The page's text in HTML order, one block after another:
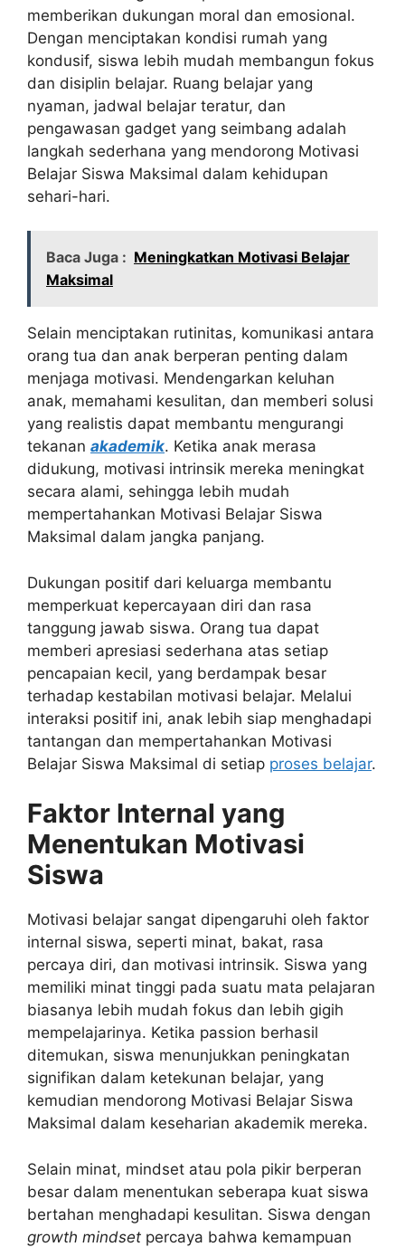
memberikan dukungan moral dan emosional.
Dengan menciptakan kondisi rumah yang
kondusif, siswa lebih mudah membangun fokus
dan disiplin belajar. Ruang belajar yang
nyaman, jadwal belajar teratur, dan
pengawasan gadget yang seimbang adalah
langkah sederhana yang mendorong Motivasi
Belajar Siswa Maksimal dalam kehidupan
sehari-hari.
Baca Juga : Meningkatkan Motivasi Belajar
Maksimal
Selain menciptakan rutinitas, komunikasi antara
orang tua dan anak berperan penting dalam
menjaga motivasi. Mendengarkan keluhan
anak, memahami kesulitan, dan memberi solusi
yang realistis dapat membantu mengurangi
tekanan akademik. Ketika anak merasa
didukung, motivasi intrinsik mereka meningkat
secara alami, sehingga lebih mudah
mempertahankan Motivasi Belajar Siswa
Maksimal dalam jangka panjang.
Dukungan positif dari keluarga membantu
memperkuat kepercayaan diri dan rasa
tanggung jawab siswa. Orang tua dapat
memberi apresiasi sederhana atas setiap
pencapaian kecil, yang berdampak besar
terhadap kestabilan motivasi belajar. Melalui
interaksi positif ini, anak lebih siap menghadapi
tantangan dan mempertahankan Motivasi
Belajar Siswa Maksimal di setiap proses belajar.
Faktor Internal yang
Menentukan Motivasi
Siswa
Motivasi belajar sangat dipengaruhi oleh faktor
internal siswa, seperti minat, bakat, rasa
percaya diri, dan motivasi intrinsik. Siswa yang
memiliki minat tinggi pada suatu mata pelajaran
biasanya lebih mudah fokus dan lebih gigih
mempelajarinya. Ketika passion berhasil
ditemukan, siswa menunjukkan peningkatan
signifikan dalam ketekunan belajar, yang
kemudian mendorong Motivasi Belajar Siswa
Maksimal dalam keseharian akademik mereka.
Selain minat, mindset atau pola pikir berperan
besar dalam menentukan seberapa kuat siswa
bertahan menghadapi kesulitan. Siswa dengan
growth mindset percaya bahwa kemampuan